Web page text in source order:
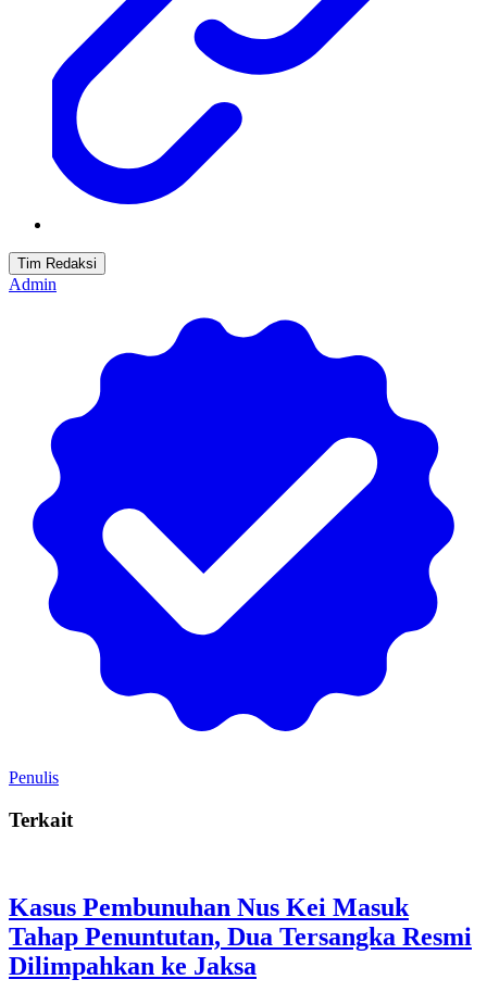
Tim Redaksi
Admin
Penulis
Terkait
Kasus Pembunuhan Nus Kei Masuk
Tahap Penuntutan, Dua Tersangka Resmi
Dilimpahkan ke Jaksa